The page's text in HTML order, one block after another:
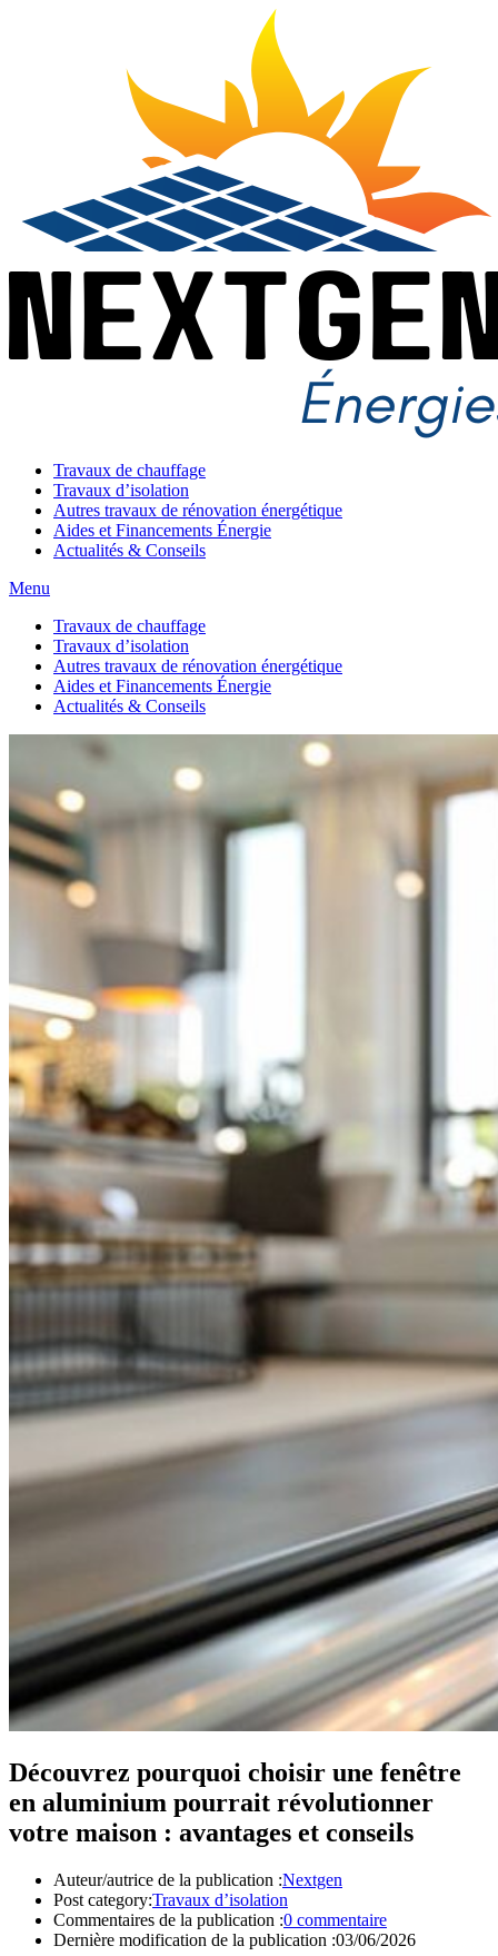
Travaux de chauffage
Travaux d’isolation
Autres travaux de rénovation énergétique
Aides et Financements Énergie
Actualités & Conseils
Menu
Travaux de chauffage
Travaux d’isolation
Autres travaux de rénovation énergétique
Aides et Financements Énergie
Actualités & Conseils
Découvrez pourquoi choisir une fenêtre
en aluminium pourrait révolutionner
votre maison : avantages et conseils
Auteur/autrice de la publication :Nextgen
Post category:Travaux d’isolation
Commentaires de la publication :0 commentaire
Dernière modification de la publication :03/06/2026